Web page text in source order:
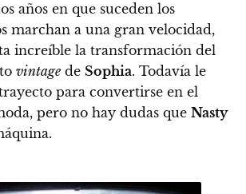
años en que suceden los
marchan a una gran velocidad,
increíble la transformación del
vintage de Sophia. Todavía le
para convertirse en el
pero no hay dudas que Nasty